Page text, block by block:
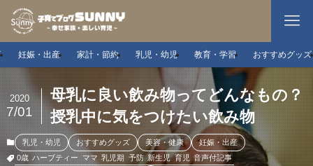
妊娠・出産 家計・節約 乳児・幼児 教育・学習 おすすめグッズ
母乳に良い飲み物ってどんなもの？
授乳中に気をつけたい飲み物
2020
7/01
乳児・幼児 おすすめグッズ 美容・健康
妊娠・出産
0歳 ハーブティー ママ 乳児期 予防 新生児 育児 音声付記事